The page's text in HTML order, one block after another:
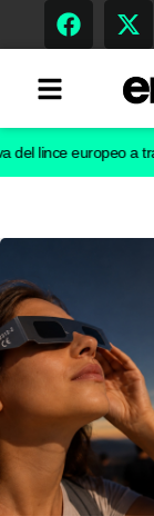
Gastronomía
Escenarios
Sostenibilidad
europeo a través